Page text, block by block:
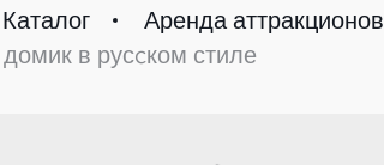
Каталог Аренда аттракционов
в русcком стиле